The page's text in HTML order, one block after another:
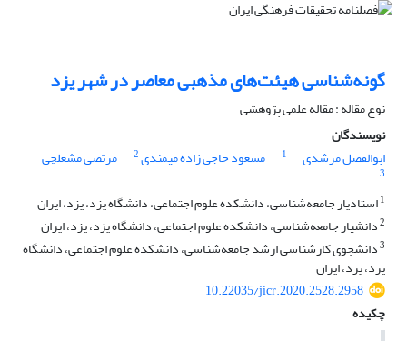
گونه‌شناسی هیئت‌های مذهبی معاصر در شهر یزد
نوع مقاله : مقاله علمی پژوهشی
نویسندگان
ابوالفضل مرشدی
1 مسعود حاجی زاده میمندی2 مرتضی مشعلچی
3
1استادیار جامعه‌شناسی، دانشکده علوم اجتماعی، دانشگاه یزد، یزد، ایران
2دانشیار جامعه‌شناسی، دانشکده علوم اجتماعی، دانشگاه یزد، یزد، ایران
3دانشجوی کارشناسی ارشد جامعه‌شناسی، دانشکده علوم اجتماعی، دانشگاه
یزد، یزد، ایران
10.22035/jicr.2020.2528.2958
چکیده